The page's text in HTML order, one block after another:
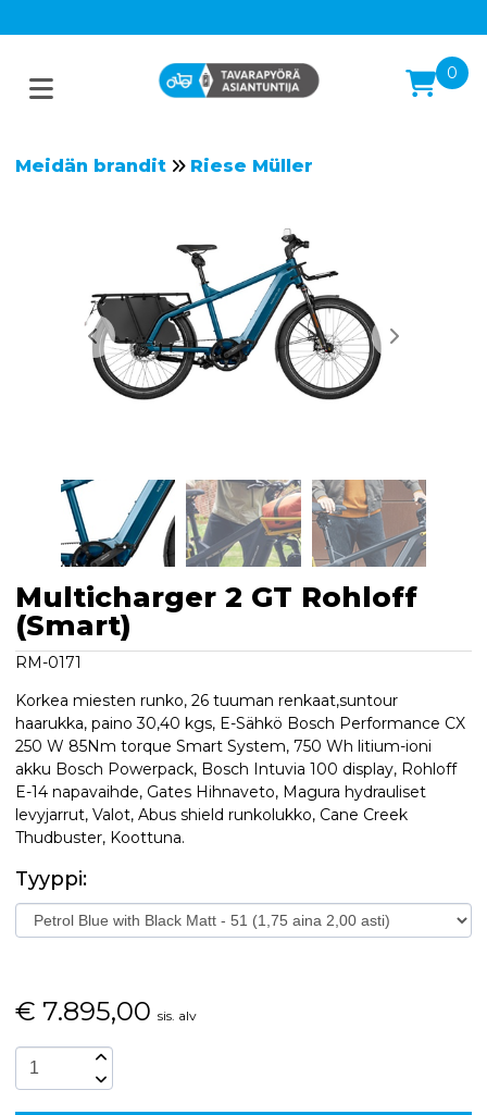
0
Meidän brandit Riese Müller
Multicharger 2 GT Rohloff
(Smart)
RM-0171
Korkea miesten runko, 26 tuuman renkaat,suntour
haarukka, paino 30,40 kgs, E-Sähkö Bosch Performance CX
250 W 85Nm torque Smart System, 750 Wh litium-ioni
akku Bosch Powerpack, Bosch Intuvia 100 display, Rohloff
E-14 napavaihde, Gates Hihnaveto, Magura hydrauliset
levyjarrut, Valot, Abus shield runkolukko, Cane Creek
Thudbuster, Koottuna.
Tyyppi:
€ 7.895,00 sis. alv